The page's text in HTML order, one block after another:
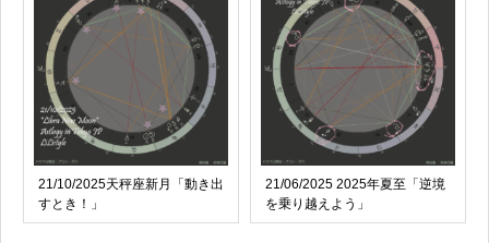
21/10/2025天秤座新月「動き出
すとき！」
21/06/2025 2025年夏至「逆境
を乗り越えよう」